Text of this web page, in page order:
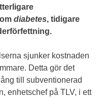
diabetes, tidigare
sjunker kostnaden
Detta gör det
till subventionerad
enhetschef på TLV, i ett